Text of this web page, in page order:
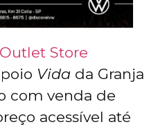
Outlet Store
Vida da Granja
com venda de
acessível até